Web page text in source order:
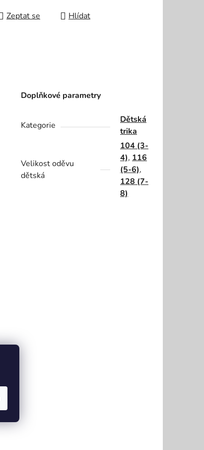
Zeptat se
Hlídat
Doplňkové parametry
Kategorie
Dětská
trika
Velikost oděvu
dětská
104 (3-
4), 116
(5-6),
128 (7-
8)